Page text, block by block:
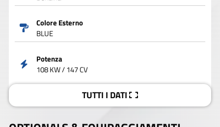
Colore Esterno
BLUE
Potenza
108 KW / 147 CV
TUTTI I DATI